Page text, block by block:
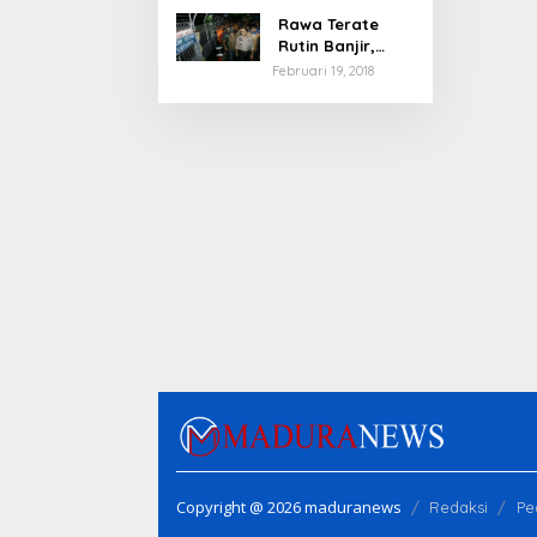
Rawa Terate
Rutin Banjir,
Anies Bakal Cek
Februari 19, 2018
Copyright @ 2026 maduranews Redaksi